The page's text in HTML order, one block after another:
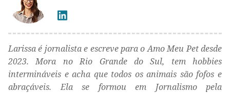
Larissa é jornalista e escreve para o Amo Meu Pet desde
2023. Mora no Rio Grande do Sul, tem hobbies
intermináveis e acha que todos os animais são fofos e
abraçáveis. Ela se formou em Jornalismo pela